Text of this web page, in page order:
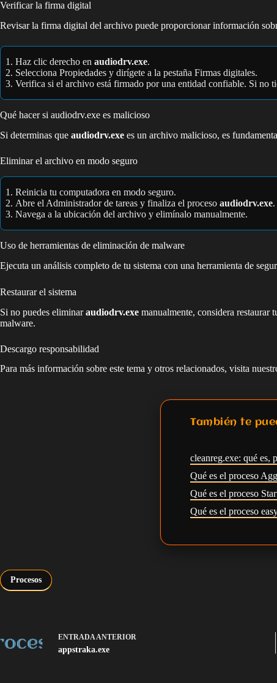
Verificar la firma digital
Revisar la firma digital del archivo puede proporcionar información
Haz clic derecho en audiodrv.exe.
Selecciona Propiedades y dirígete a la pestaña Firmas digitales.
Verifica si el archivo está firmado por una entidad confiable. Si no
Qué hacer si audiodrv.exe es malicioso
Si determinas que audiodrv.exe es un archivo malicioso, es
Eliminar el archivo en modo seguro
Reinicia tu computadora en modo seguro.
Abre el Administrador de tareas y finaliza el proceso audiodrv.exe.
Navega a la ubicación del archivo y elimínalo manualmente.
Uso de herramientas de eliminación de malware
Ejecuta un análisis completo de tu sistema con una herramienta de
Restaurar el sistema
Si no puedes eliminaraudiodrv.exe manualmente, considera restaurar
malware.
Descargo responsabilidad
Para más información sobre este tema y otros relacionados, visita
También te
cleanreg.exe: qué es,
Qué es el proceso
Qué es el proceso
Qué es el proceso
Procesos
ENTRADAANTERIOR
appstraka.exe